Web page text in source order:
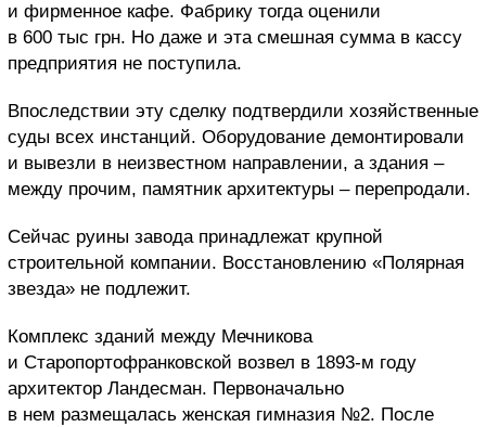
и фирменное кафе. Фабрику тогда оценили
в 600 тыс грн. Но даже и эта смешная сумма в кассу
предприятия не поступила.
Впоследствии эту сделку подтвердили хозяйственные
суды всех инстанций. Оборудование демонтировали
и вывезли в неизвестном направлении, а здания –
между прочим, памятник архитектуры – перепродали.
Сейчас руины завода принадлежат крупной
строительной компании. Восстановлению «Полярная
звезда» не подлежит.
Комплекс зданий между Мечникова
и Старопортофранковской возвел в 1893-м году
архитектор Ландесман. Первоначально
в нем размещалась женская гимназия №2. После